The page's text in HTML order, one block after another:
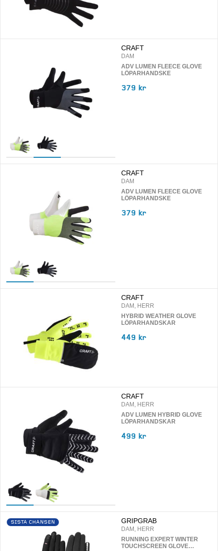
CRAFT
DAM
ADV LUMEN FLEECE GLOVE
LÖPARHANDSKE
379 kr
CRAFT
DAM
ADV LUMEN FLEECE GLOVE
LÖPARHANDSKE
379 kr
CRAFT
DAM, HERR
HYBRID WEATHER GLOVE
LÖPARHANDSKAR
449 kr
CRAFT
DAM, HERR
ADV LUMEN HYBRID GLOVE
LÖPARHANDSKAR
499 kr
SISTA CHANSEN GRIPGRAB
DAM, HERR
RUNNING EXPERT WINTER
TOUCHSCREEN GLOVE